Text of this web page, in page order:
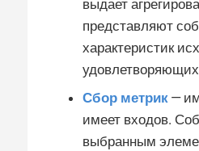
выдает
представляют
характеристик
Сбор метрик —
имеет входов.
выбранным